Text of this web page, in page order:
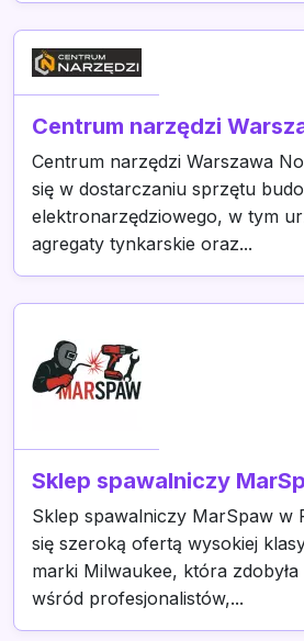
Centrum narzędzi
Centrum narzędzi Warszawa
się w dostarczaniu sprzętu
elektronarzędziowego, w tym
agregaty tynkarskie oraz...
Sklep spawalniczy
Sklep spawalniczy MarSpaw w
się szeroką ofertą wysokiej
marki Milwaukee, która
wśród profesjonalistów,...